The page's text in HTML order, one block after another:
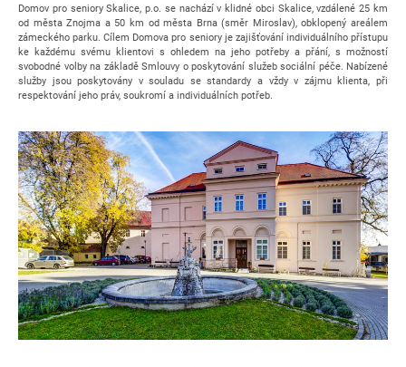
Domov pro seniory Skalice, p.o. se nachází v klidné obci Skalice, vzdálené 25 km
od města Znojma a 50 km od města Brna (směr Miroslav), obklopený areálem
zámeckého parku. Cílem Domova pro seniory je zajišťování individuálního přístupu
ke každému svému klientovi s ohledem na jeho potřeby a přání, s možností
svobodné volby na základě Smlouvy o poskytování služeb sociální péče. Nabízené
služby jsou poskytovány v souladu se standardy a vždy v zájmu klienta, při
respektování jeho práv, soukromí a individuálních potřeb.